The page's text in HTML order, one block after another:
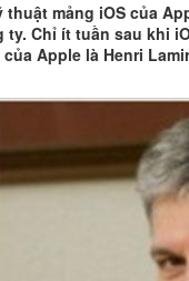
thuật mảng iOS của
ty. Chỉ ít tuần sau khi
của Apple là Henri